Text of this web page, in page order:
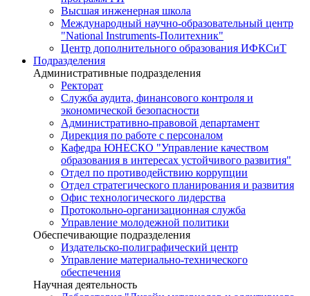
Высшая инженерная школа
Международный научно-образовательный центр
"National Instruments-Политехник"
Центр дополнительного образования ИФКСиТ
Подразделения
Административные подразделения
Ректорат
Служба аудита, финансового контроля и
экономической безопасности
Административно-правовой департамент
Дирекция по работе с персоналом
Кафедра ЮНЕСКО "Управление качеством
образования в интересах устойчивого развития"
Отдел по противодействию коррупции
Отдел стратегического планирования и развития
Офис технологического лидерства
Протокольно-организационная служба
Управление молодежной политики
Обеспечивающие подразделения
Издательско-полиграфический центр
Управление материально-технического
обеспечения
Научная деятельность